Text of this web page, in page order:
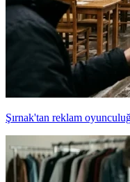
Şırnak'tan reklam